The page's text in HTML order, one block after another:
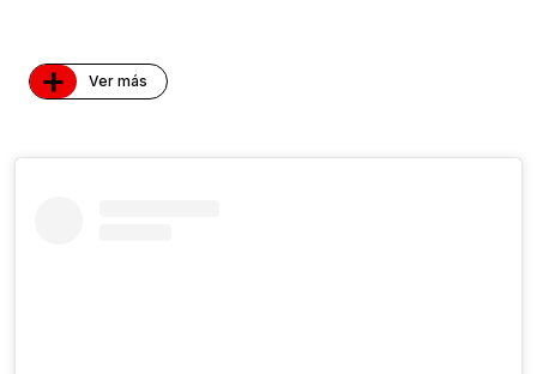
+ Ver más